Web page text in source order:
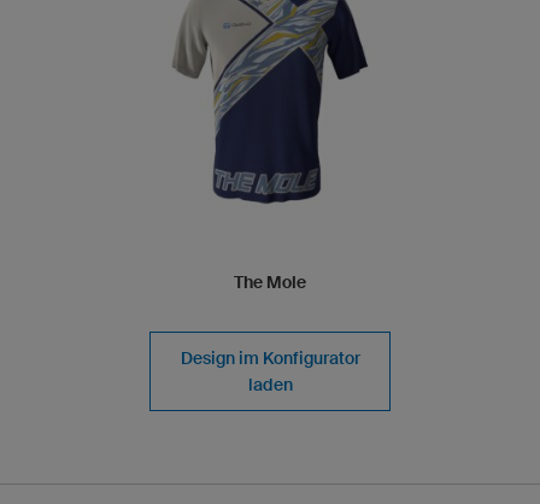
The Mole
Design im Konfigurator
laden